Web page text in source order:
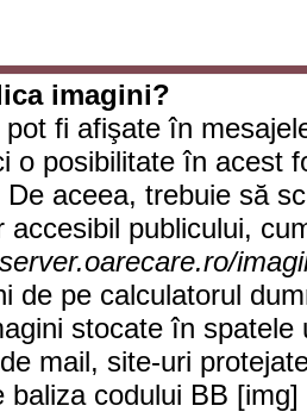
imagini?
pot fi afişate în
o posibilitate în acest
aceea, trebuie să
accesibil publicului,
de pe calculatorul
stocate în
mail, site-uri
baliza codului BB